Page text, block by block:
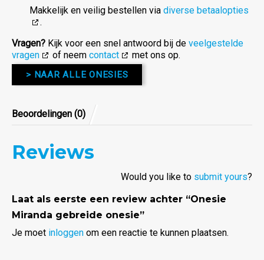
Makkelijk en veilig bestellen via diverse betaalopties
.
Vragen? Kijk voor een snel antwoord bij de veelgestelde
vragen
of neem contact met ons op.
> NAAR ALLE ONESIES
Beoordelingen (0)
Reviews
Would you like to submit yours?
Laat als eerste een review achter “Onesie
Miranda gebreide onesie”
Je moet inloggen om een reactie te kunnen plaatsen.